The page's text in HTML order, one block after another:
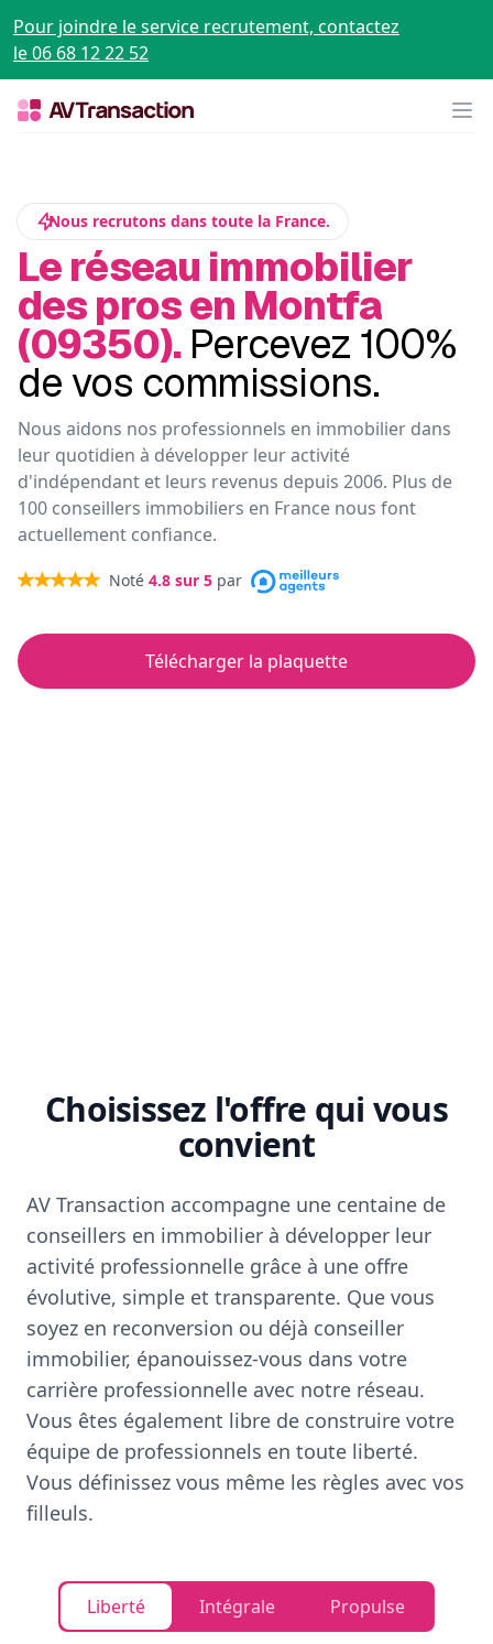
Pour joindre le service recrutement, contactez
le 06 68 12 22 52
Nous recrutons dans toute la France.
Le réseau immobilier
des pros en Montfa
(09350). Percevez 100%
de vos commissions.
Nous aidons nos professionnels en immobilier dans
leur quotidien à développer leur activité
d'indépendant et leurs revenus depuis 2006. Plus de
100 conseillers immobiliers en France nous font
actuellement confiance.
Noté 4.8 sur 5 par
Télécharger la plaquette
Choisissez l'offre qui vous
convient
AV Transaction accompagne une centaine de
conseillers en immobilier à développer leur
activité professionnelle grâce à une offre
évolutive, simple et transparente. Que vous
soyez en reconversion ou déjà conseiller
immobilier, épanouissez-vous dans votre
carrière professionnelle avec notre réseau.
Vous êtes également libre de construire votre
équipe de professionnels en toute liberté.
Vous définissez vous même les règles avec vos
filleuls.
Liberté Intégrale Propulse